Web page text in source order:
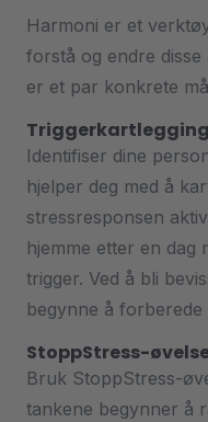
Harmoni er et
forstå og endre
er et par konkrete
Triggerkartlegging
Identifiser dine
hjelper deg med å
stressresponsen
hjemme etter en dag
trigger. Ved å bli
begynne å
StoppStress-
Bruk StoppStress-
tankene begynner å